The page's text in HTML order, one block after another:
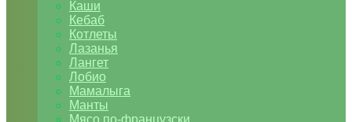
Каши
Кебаб
Котлеты
Лазанья
Лангет
Лобио
Мамалыга
Манты
Мясо по-французски